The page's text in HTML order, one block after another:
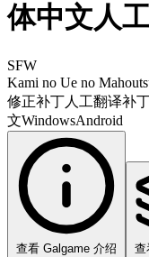
体中文人
SFW
Kami no Ue no
修正补丁人工翻译补
文WindowsAndroid
查看 Galgame 介绍 查